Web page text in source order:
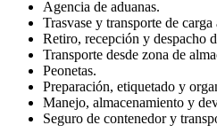
Agencia de aduanas.
Trasvase y transporte de carga
Retiro, recepción y despacho
Transporte desde zona de
Peonetas.
Preparación, etiquetado y
Manejo, almacenamiento y
Seguro de contenedor y